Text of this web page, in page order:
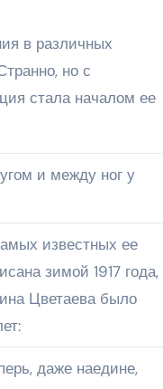
в различных
но с
стала началом ее
и между ног у
известных ее
зимой 1917 года,
Цветаева было
даже наедине,